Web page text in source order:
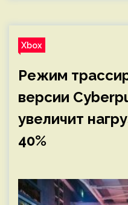
Xbox
Режим
версии
увеличит
40%